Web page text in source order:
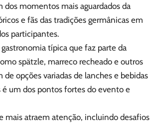
momentos mais aguardados da
e fãs das tradições germânicas em
participantes.
típica que faz parte da
spätzle, marreco recheado e outros
opções variadas de lanches e bebidas
é um dos pontos fortes do evento e
mais atraem atenção, incluindo desafios